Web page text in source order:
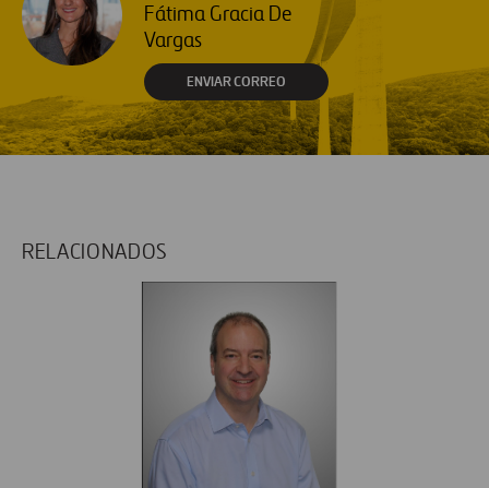
Fátima Gracia De
Vargas
ENVIAR CORREO
RELACIONADOS